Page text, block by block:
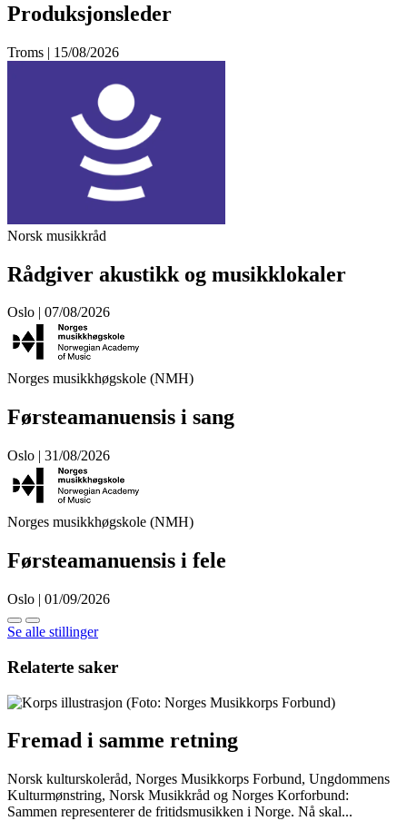
Produksjonsleder
Troms | 15/08/2026
Norsk musikkråd
Rådgiver akustikk og musikklokaler
Oslo | 07/08/2026
Norges musikkhøgskole (NMH)
Førsteamanuensis i sang
Oslo | 31/08/2026
Norges musikkhøgskole (NMH)
Førsteamanuensis i fele
Oslo | 01/09/2026
Se alle stillinger
Relaterte saker
Fremad i samme retning
Norsk kulturskoleråd, Norges Musikkorps Forbund, Ungdommens
Kulturmønstring, Norsk Musikkråd og Norges Korforbund:
Sammen representerer de fritidsmusikken i Norge. Nå skal...